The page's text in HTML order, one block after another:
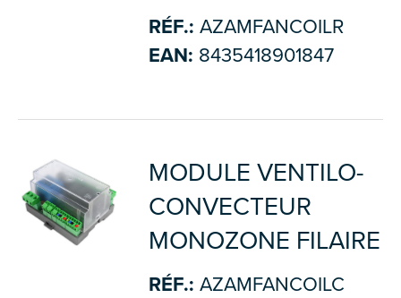
RÉF.: AZAMFANCOILR
EAN: 8435418901847
MODULE VENTILO-
CONVECTEUR
MONOZONE FILAIRE
RÉF.: AZAMFANCOILC